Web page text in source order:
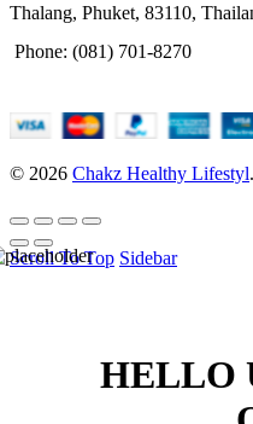
Thalang, Phuket, 83110,
Phone: (081) 701-8270
© 2026 Chakz Healthy Lifestyl
Scroll To Top Sidebar
HELLO